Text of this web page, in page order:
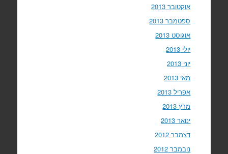
אוקטובר 2013
ספטמבר 2013
אוגוסט 2013
יולי 2013
יוני 2013
מאי 2013
אפריל 2013
מרץ 2013
ינואר 2013
דצמבר 2012
נובמבר 2012